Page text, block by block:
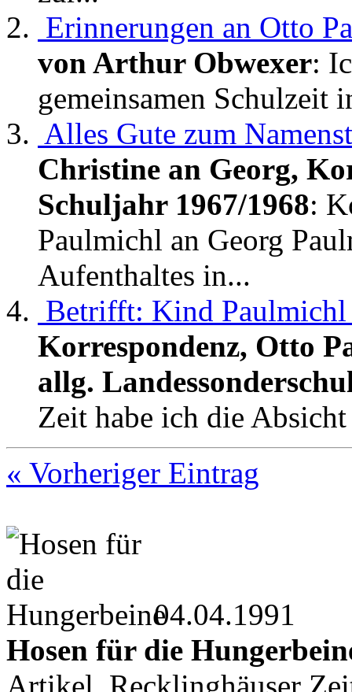
Erinnerungen an Otto
von Arthur Obwexer:
gemeinsamen Schulzeit
Alles Gute zum
Christine an Georg,
Schuljahr 1967/1968:
Paulmichl an Georg
Aufenthaltes in...
Betrifft: Kind Paulmichl
Korrespondenz, Otto
allg.
Zeit habe ich die
« Vorheriger Eintrag
04.04.1991
Hosen für die
Artikel, Recklinghäuser